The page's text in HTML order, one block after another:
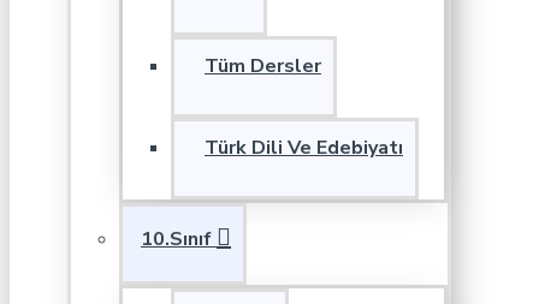
Tüm Dersler
Türk Dili Ve Edebiyatı
10.Sınıf